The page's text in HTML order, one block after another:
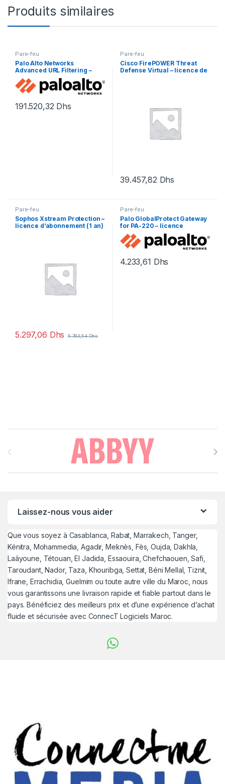
Produits similaires
Pare-feu
Palo Alto Networks
Advanced URL Filtering –
renouvellement de la
licence d’abonnement (1 an)
– 1 périphérique
191.520,32 Dhs
Pare-feu
Cisco FirePOWER Threat
Defense Virtual – licence de
39.457,82 Dhs
Pare-feu
Sophos Xstream Protection –
licence d’abonnement (1 an)
5.297,06 Dhs 5.783,54Dhs
Pare-feu
Palo GlobalProtect Gateway
for PA-220 – licence
d’abonnement (1 an) – 1
licence
4.233,61 Dhs
Brands Carousel
Laissez-nous vous aider
Que vous soyez à Casablanca, Rabat, Marrakech, Tanger,
Kénitra, Mohammedia, Agadir, Meknès, Fès, Oujda, Dakhla,
Laâyoune, Tétouan, El Jadida, Essaouira, Chefchaouen, Safi,
Taroudant, Nador, Taza, Khouribga, Settat, Béni Mellal, Tiznit,
Ifrane, Errachidia, Guelmim ou toute autre ville du Maroc, nous
vous garantissons une livraison rapide et fiable partout dans le
pays. Bénéficiez des meilleurs prix et d’une expérience d’achat
fluide et sécurisée avec ConnecT Logiciels Maroc.